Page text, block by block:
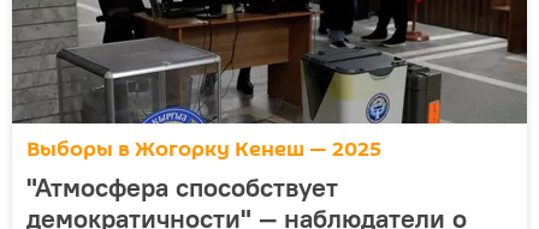
Выборы в Жогорку Кенеш — 2025
"Атмосфера способствует
демократичности" — наблюдатели о